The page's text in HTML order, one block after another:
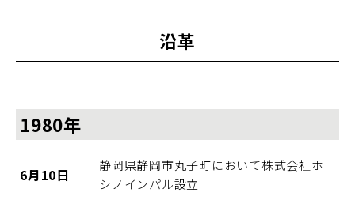
沿革
1980年
6月10日
静岡県静岡市丸子町において株式会社ホ
シノインパル設立